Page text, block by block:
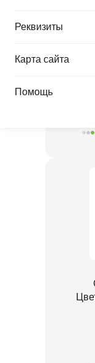
Реквизиты
Карта сайта
Помощь